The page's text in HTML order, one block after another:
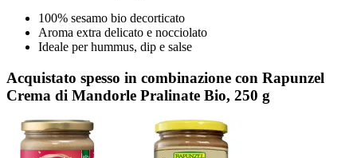
100% sesamo bio decorticato
Aroma extra delicato e nocciolato
Ideale per hummus, dip e salse
Acquistato spesso in combinazione con Rapunzel
Crema di Mandorle Pralinate Bio, 250 g